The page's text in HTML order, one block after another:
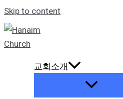
Skip to content
교회소개